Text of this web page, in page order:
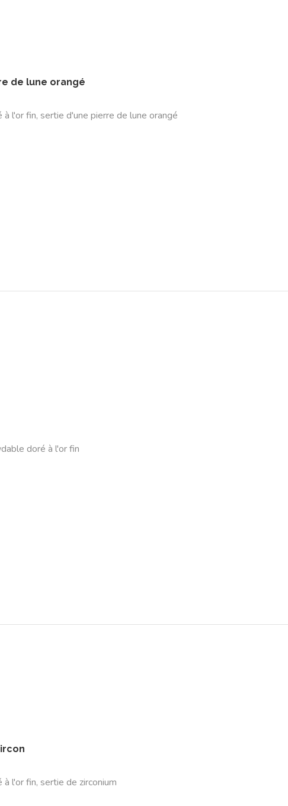
de lune orangé
à l'or fin, sertie d'une pierre de lune orangé
doré à l'or fin
l'or fin, sertie de zirconium